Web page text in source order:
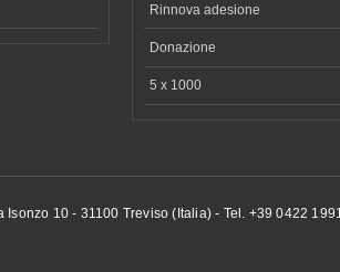
Rinnova adesione
Donazione
5 x 1000
Isonzo 10 - 31100 Treviso (Italia) - Tel. +39 0422